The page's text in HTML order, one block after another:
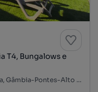
T4, Bungalows e
Rua José da Silva Neto - Mourisca, Gâmbia-Pontes-Alto da Guerra, Setúbal, Setúbal